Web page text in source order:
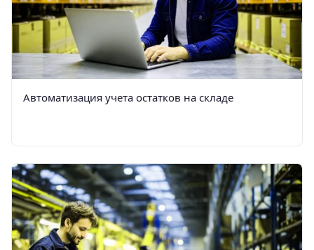
Автоматизация учета остатков на складе